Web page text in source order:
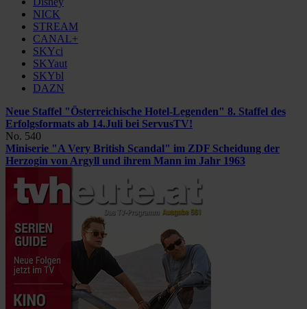
NICK
STREAM
CANAL+
SKYci
SKYaut
SKYbl
DAZN
Neue Staffel "Österreichische Hotel-Legenden" 8. Staffel des
Erfolgsformats ab 14.Juli bei ServusTV!
No. 540
Miniserie "A Very British Scandal" im ZDF Scheidung der
Herzogin von Argyll und ihrem Mann im Jahr 1963